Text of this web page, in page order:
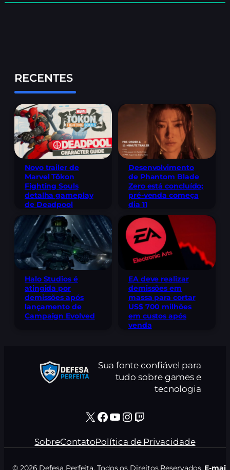
RECENTES
Novo trailer de
Marvel Tōkon
Fighting Souls
detalha gameplay
de Deadpool
Desenvolvimento
de Phantom Blade
Zero está concluído;
pré-venda começa
dia 11
Halo Studios é
atingida por
demissões após
lançamento de
Campaign Evolved
EA deve realizar
demissões em
massa para cortar
US$ 700 milhões
em custos após
venda
Sua fonte confiável para
tudo sobre games e
tecnologia
X Facebook Youtube Instagram Twitch
SobreContatoPolítica de Privacidade
© 2026 Defesa Perfeita. Todos os Direitos Reservados. E-mail